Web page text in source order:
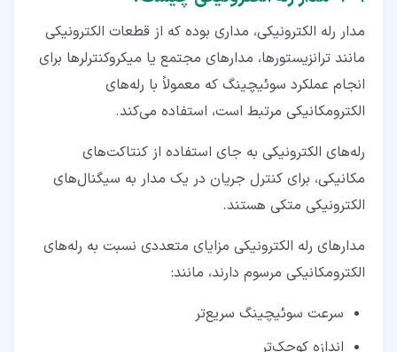
مدار رله الکترونیکی، مداری بوده که از قطعات الکترونیکی
مانند ترانزیستورها، مدارهای مجتمع یا میکروکنترلرها برای
انجام عملکرد سوئیچینگ که معمولاً با رله‌های
الکترومکانیکی مرتبط است، استفاده می‌کند.
رله‌های الکترونیکی به جای استفاده از کنتاکت‌های
مکانیکی، برای کنترل جریان در یک مدار به سیگنال‌های
الکترونیکی متکی هستند.
مدارهای رله الکترونیکی مزایای متعددی نسبت به رله‌های
الکترومکانیکی مرسوم دارند، مانند:
سرعت سوئیچینگ سریع‌‌تر
اندازه کوچک‌تر